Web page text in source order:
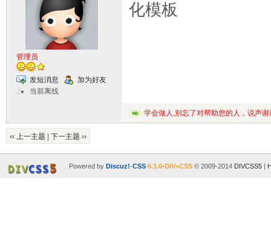
管理员
发短消息
加为好友
当前离线
化模板
学会做人,别忘了对帮助您的人，说声谢
‹‹ 上一主题 下一主题 ››
Powered by Discuz!-CSS 6.1.0-DIV+CSS© 2009-2014 DIVCSS5|